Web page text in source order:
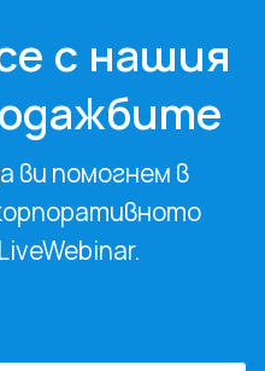
с нашия
ви помогнем в